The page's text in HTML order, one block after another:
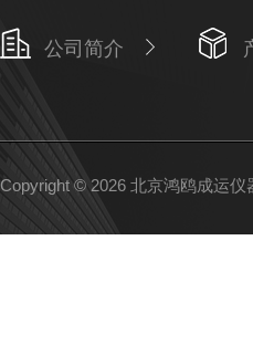
公司简介
Copyright © 2026 北京鸿鸥成运